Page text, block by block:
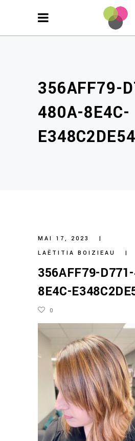
356AFF79-
480A-8E4C-
MAI 17, 2023
LAËTITIA BOIZIEAU
356AFF79-
8E4C-
0